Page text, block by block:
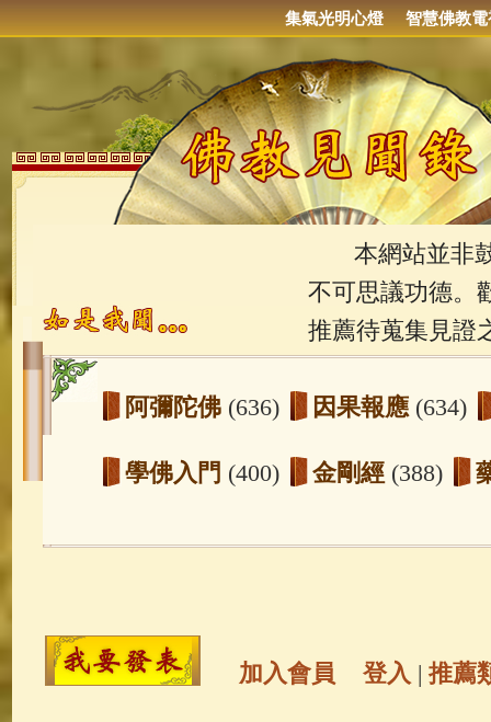
集氣光明心燈 智慧佛教電
本網站並非鼓
不可思議功德。
推薦待蒐集見證
阿彌陀佛 (636) 因果報應 (634)
學佛入門 (400) 金剛經 (388)
玉曆寶鈔(236) 地藏經(225)
高僧故事 (142) 放生護生 (133)
加入會員 登入 | 推薦